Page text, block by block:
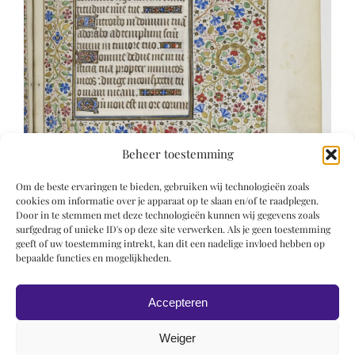
Beheer toestemming
Om de beste ervaringen te bieden, gebruiken wij technologieën zoals
cookies om informatie over je apparaat op te slaan en/of te raadplegen.
Door in te stemmen met deze technologieën kunnen wij gegevens zoals
surfgedrag of unieke ID's op deze site verwerken. Als je geen toestemming
geeft of uw toestemming intrekt, kan dit een nadelige invloed hebben op
bepaalde functies en mogelijkheden.
Accepteren
Weiger